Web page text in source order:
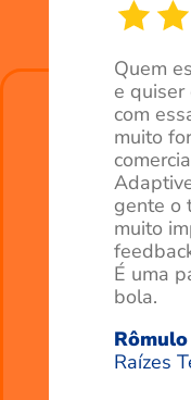
Quem
e quiser
com
muito
gente o
muito
É uma
bola.
Raízes